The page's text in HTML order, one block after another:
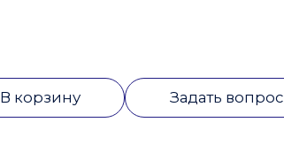
В корзину Задать вопрос